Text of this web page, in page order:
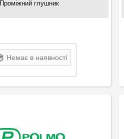
Проміжний глушник
Немає в наявності